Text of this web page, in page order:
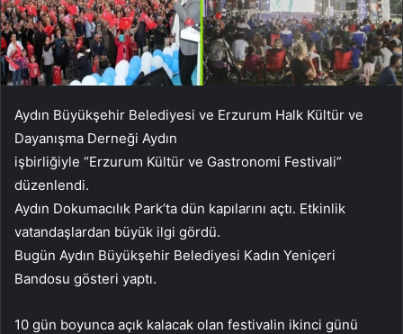
Aydın Büyükşehir Belediyesi ve Erzurum Halk Kültür ve
Dayanışma Derneği Aydın
işbirliğiyle “Erzurum Kültür ve Gastronomi Festivali”
düzenlendi.
Aydın Dokumacılık Park’ta dün kapılarını açtı. Etkinlik
vatandaşlardan büyük ilgi gördü.
Bugün Aydın Büyükşehir Belediyesi Kadın Yeniçeri
Bandosu gösteri yaptı.
10 gün boyunca açık kalacak olan festivalin ikinci günü